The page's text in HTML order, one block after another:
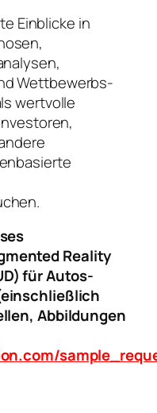
Einblicke in
Wettbewerbs-
wertvolle
Reality
für Autos-
Abbildungen